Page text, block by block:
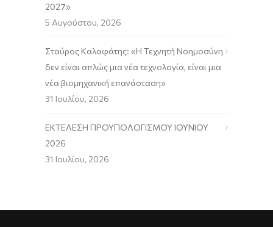
2027»
5 Αυγούστου, 2026
Σταύρος Καλαφάτης: «Η Τεχνητή Νοημοσύνη
δεν είναι απλώς μια νέα τεχνολογία, είναι μια
νέα βιομηχανική επανάσταση»
31 Ιουλίου, 2026
ΕΚΤΕΛΕΣΗ ΠΡΟΥΠΟΛΟΓΙΣΜΟΥ ΙΟΥΝΙΟΥ
2026
31 Ιουλίου, 2026